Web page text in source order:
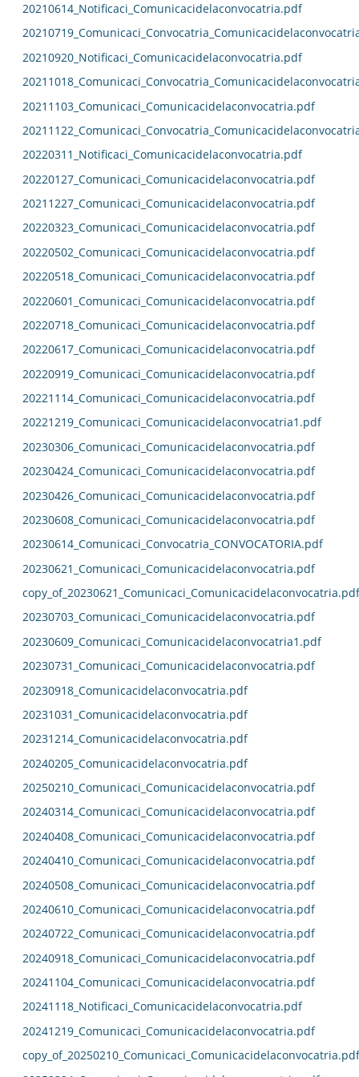
20210614_Notificaci_Comunicacidelaconvocatria.pdf
20210920_Notificaci_Comunicacidelaconvocatria.pdf
20211103_Comunicaci_Comunicacidelaconvocatria.pdf
20220311_Notificaci_Comunicacidelaconvocatria.pdf
20220127_Comunicaci_Comunicacidelaconvocatria.pdf
20211227_Comunicaci_Comunicacidelaconvocatria.pdf
20220323_Comunicaci_Comunicacidelaconvocatria.pdf
20220502_Comunicaci_Comunicacidelaconvocatria.pdf
20220518_Comunicaci_Comunicacidelaconvocatria.pdf
20220601_Comunicaci_Comunicacidelaconvocatria.pdf
20220718_Comunicaci_Comunicacidelaconvocatria.pdf
20220617_Comunicaci_Comunicacidelaconvocatria.pdf
20220919_Comunicaci_Comunicacidelaconvocatria.pdf
20221114_Comunicaci_Comunicacidelaconvocatria.pdf
20221219_Comunicaci_Comunicacidelaconvocatria1.pdf
20230306_Comunicaci_Comunicacidelaconvocatria.pdf
20230424_Comunicaci_Comunicacidelaconvocatria.pdf
20230426_Comunicaci_Comunicacidelaconvocatria.pdf
20230608_Comunicaci_Comunicacidelaconvocatria.pdf
20230614_Comunicaci_Convocatria_CONVOCATORIA.pdf
20230621_Comunicaci_Comunicacidelaconvocatria.pdf
copy_of_20230621_Comunicaci_Comunicacidelaconvocatria.pdf
20230703_Comunicaci_Comunicacidelaconvocatria.pdf
20230609_Comunicaci_Comunicacidelaconvocatria1.pdf
20230731_Comunicaci_Comunicacidelaconvocatria.pdf
20230918_Comunicacidelaconvocatria.pdf
20231031_Comunicacidelaconvocatria.pdf
20231214_Comunicacidelaconvocatria.pdf
20240205_Comunicacidelaconvocatria.pdf
20250210_Comunicaci_Comunicacidelaconvocatria.pdf
20240314_Comunicaci_Comunicacidelaconvocatria.pdf
20240408_Comunicaci_Comunicacidelaconvocatria.pdf
20240410_Comunicaci_Comunicacidelaconvocatria.pdf
20240508_Comunicaci_Comunicacidelaconvocatria.pdf
20240610_Comunicaci_Comunicacidelaconvocatria.pdf
20240722_Comunicaci_Comunicacidelaconvocatria.pdf
20240918_Comunicaci_Comunicacidelaconvocatria.pdf
20241104_Comunicaci_Comunicacidelaconvocatria.pdf
20241118_Notificaci_Comunicacidelaconvocatria.pdf
20241219_Comunicaci_Comunicacidelaconvocatria.pdf
copy_of_20250210_Comunicaci_Comunicacidelaconvocatria.pdf